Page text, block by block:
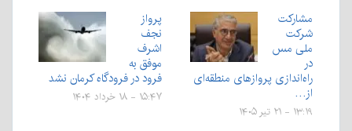
مشارکت
شرکت
ملی مس
در
راه‌اندازی پروازهای منطقه‌ای
از…
۱۳:۱۹ - ۲۱ تیر ۱۴۰۵
پرواز
نجف
اشرف
موفق به
فرود در فرودگاه کرمان نشد
۱۵:۴۷ - ۱۸ خرداد ۱۴۰۴